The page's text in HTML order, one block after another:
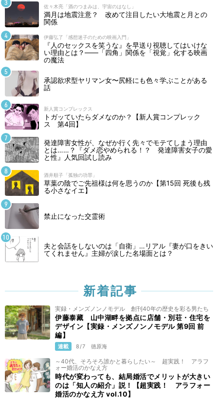
佐々木亮「酒のつまみは、宇宙のはなし」
満月は地震注意？ 改めて注目したい大地震と月との
関係
伊藤弘了「感想迷子のための映画入門」
『人のセックスを笑うな』を早送り視聴してはいけな
い理由とは？――「四角」関係を「視覚」化する映画
の魔法
承認欲求型ヤリマン女〜尻軽にも色々学ぶことがある
話
新人賞コンプレックス
トガッていたらダメなのか？【新人賞コンプレック
ス 第4回】
発達障害女性が、なぜか行く先々でモテてしまう理由
とは……？『ダメ恋やめられる！？ 発達障害女子の愛
と性』人気回試し読み
酒井順子「孤独の功罪」
草葉の陰でご先祖様は何を思うのか【第15回 死後も残
る小さなイエ】
禁止になった交霊術
夫と会話をしないのは「自衛」…リアル『妻が口をきい
てくれません』主婦が涙した名場面とは？
新着記事
実録・メンズノンノモデル 創刊40年の歴史を彩る男たち
伊藤泰藏 山中湖畔を拠点に店舗・別荘・住宅を
デザイン【実録・メンズノンノモデル 第9回 前
編】
連載 8/7 徳原海
～40代、そろそろ誰かと暮らしたい～ 超実践！ アラフ
ォー婚活のかなえ方
時代が変わっても、結局婚活でメリットが大きい
のは「知人の紹介」説！【超実践！ アラフォー
婚活のかなえ方 vol.10】